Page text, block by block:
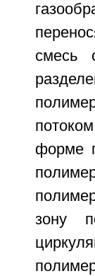
смесь
форме
зону